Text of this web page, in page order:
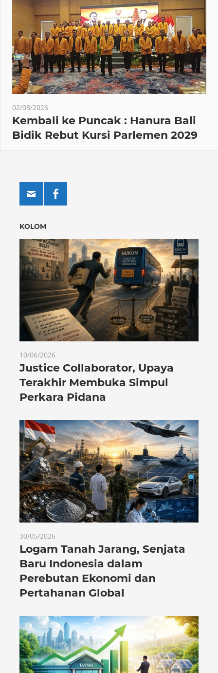
02/08/2026
Kembali ke Puncak : Hanura Bali
Bidik Rebut Kursi Parlemen 2029
KOLOM
10/06/2026
Justice Collaborator, Upaya
Terakhir Membuka Simpul
Perkara Pidana
30/05/2026
Logam Tanah Jarang, Senjata
Baru Indonesia dalam
Perebutan Ekonomi dan
Pertahanan Global